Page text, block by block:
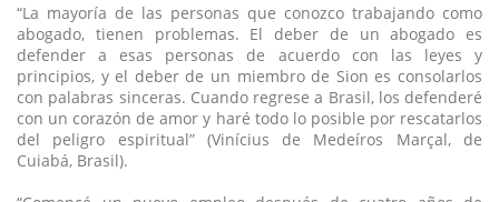
“La mayoría de las personas que conozco trabajando como
abogado, tienen problemas. El deber de un abogado es
defender a esas personas de acuerdo con las leyes y
principios, y el deber de un miembro de Sion es consolarlos
con palabras sinceras. Cuando regrese a Brasil, los defenderé
con un corazón de amor y haré todo lo posible por rescatarlos
del peligro espiritual” (Vinícius de Medeíros Marçal, de
Cuiabá, Brasil).